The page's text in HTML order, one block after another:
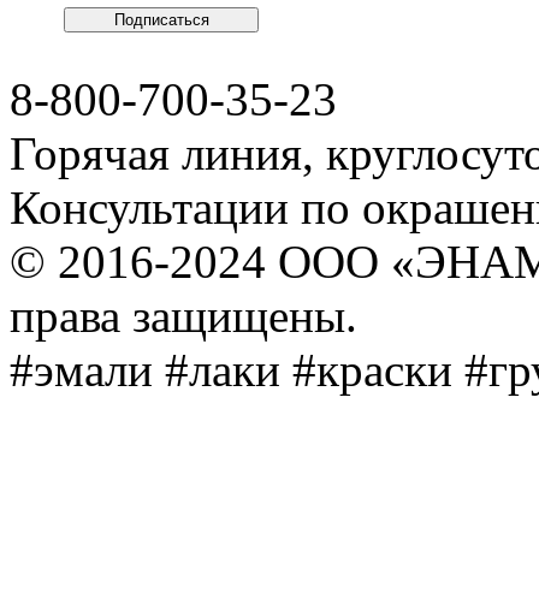
8-800-700-35-23
Горячая линия,
Консультации по
© 2016-2024 ООО
права защищены.
#эмали #лаки #краски